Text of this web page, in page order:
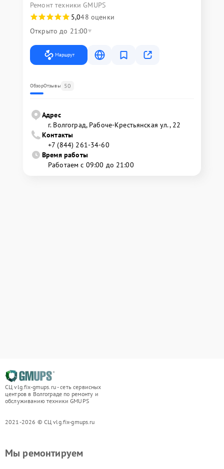
Ремонт техники GMUPS
5,048 оценки
Открыто до 21:00
Маршрут
ОбзорОтзывы 50
Адрес
г. Волгоград, Рабоче-Крестьянская ул., 22
Контакты
+7 (844) 261-34-60
Время работы
Работаем с 09:00 до 21:00
СЦ vlg.fix-gmups.ru - сеть сервисных
центров в Волгограде по ремонту и
обслуживанию техники GMUPS
2021-2026 © СЦ vlg.fix-gmups.ru
Мы ремонтируем